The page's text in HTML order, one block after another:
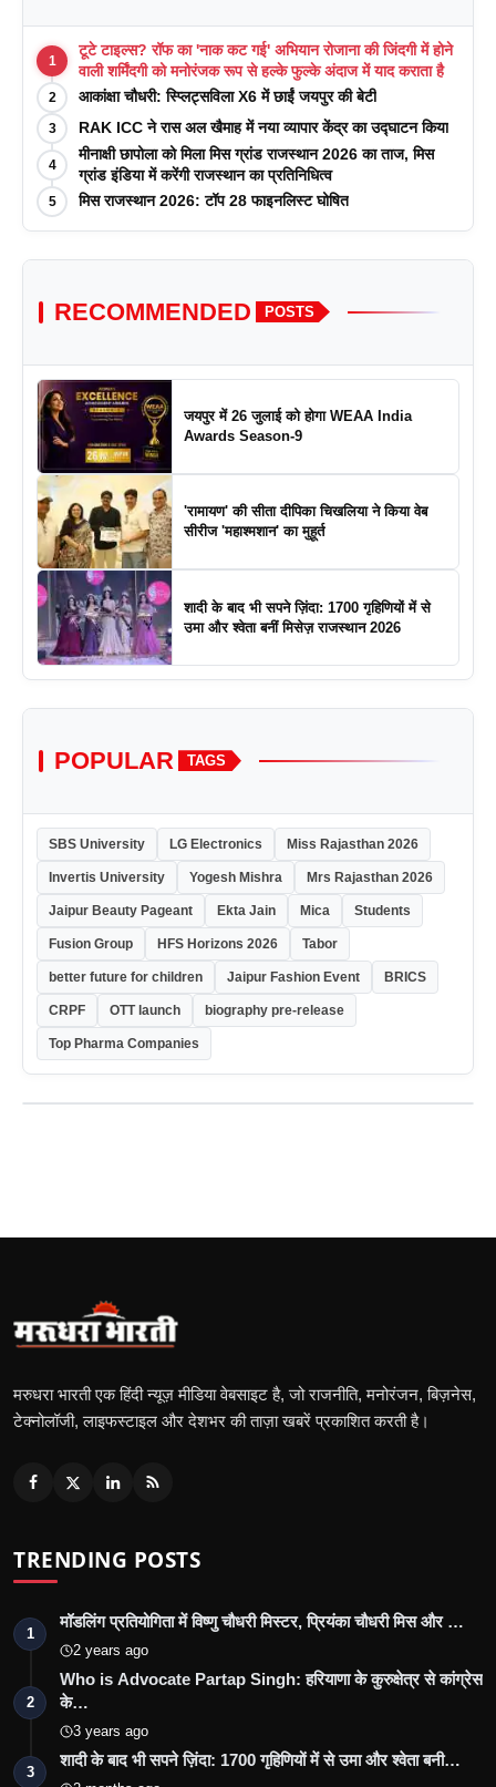
1
टूटे टाइल्स? रॉफ का 'नाक कट गई' अभियान रोजाना की जिंदगी में होने
वाली शर्मिंदगी को मनोरंजक रूप से हल्के फुल्के अंदाज में याद कराता है
2 आकांक्षा चौधरी: स्प्लिट्सविला X6 में छाईं जयपुर की बेटी
3 RAK ICC ने रास अल खैमाह में नया व्यापार केंद्र का उद्घाटन किया
4
मीनाक्षी छापोला को मिला मिस ग्रांड राजस्थान 2026 का ताज, मिस
ग्रांड इंडिया में करेंगी राजस्थान का प्रतिनिधित्व
5 मिस राजस्थान 2026: टॉप 28 फाइनलिस्ट घोषित
RECOMMENDED POSTS
जयपुर में 26 जुलाई को होगा WEAA India
Awards Season-9
'रामायण' की सीता दीपिका चिखलिया ने किया वेब
सीरीज 'महाश्मशान' का मुहूर्त
शादी के बाद भी सपने ज़िंदा: 1700 गृहिणियों में से
उमा और श्वेता बनीं मिसेज़ राजस्थान 2026
POPULAR TAGS
SBS University LG Electronics Miss Rajasthan 2026
Invertis University Yogesh Mishra Mrs Rajasthan 2026
Jaipur Beauty Pageant Ekta Jain Mica Students
Fusion Group HFS Horizons 2026 Tabor
better future for children Jaipur Fashion Event BRICS
CRPF OTT launch biography pre-release
Top Pharma Companies
मरुधरा भारती एक हिंदी न्यूज़ मीडिया वेबसाइट है, जो राजनीति, मनोरंजन, बिज़नेस,
टेक्नोलॉजी, लाइफस्टाइल और देशभर की ताज़ा खबरें प्रकाशित करती है।
TRENDING POSTS
1
मॉडलिंग प्रतियोगिता में विष्णु चौधरी मिस्टर, प्रियंका चौधरी मिस और …
2 years ago
2
Who is Advocate Partap Singh: हरियाणा के कुरुक्षेत्र से कांग्रेस
के…
3 years ago
3
शादी के बाद भी सपने ज़िंदा: 1700 गृहिणियों में से उमा और श्वेता बनी…